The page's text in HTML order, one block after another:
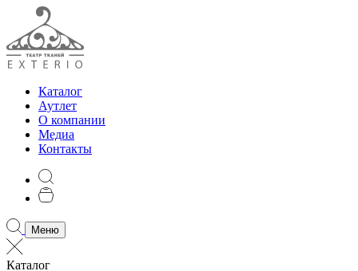
Каталог
Аутлет
О компании
Медиа
Контакты
Меню
Каталог